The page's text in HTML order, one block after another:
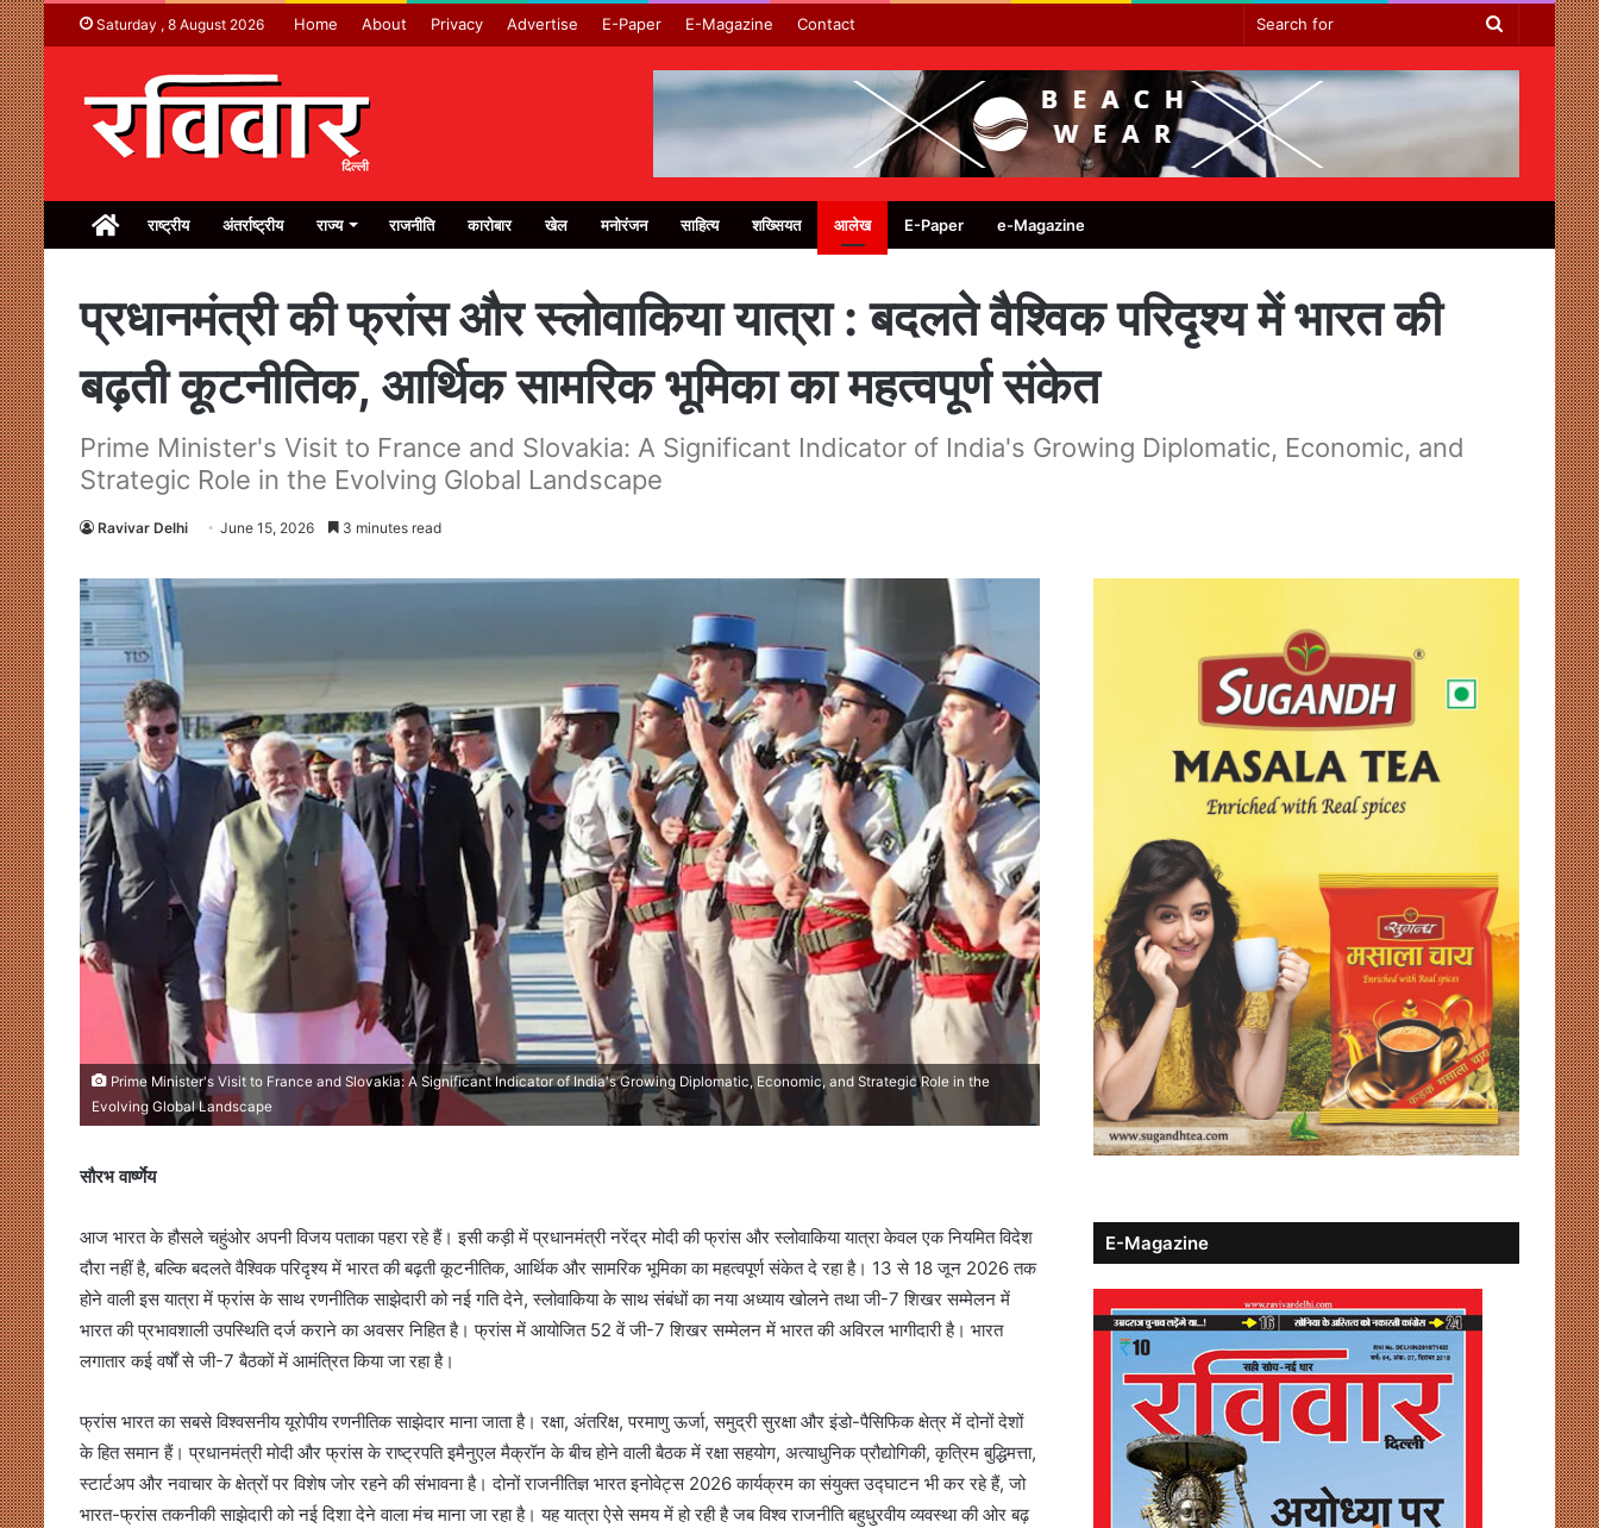
Saturday , 8 August 2026 Home About Privacy Advertise E-Paper E-Magazine Contact
Search
for
Homeराष्ट्रीय अंतर्राष्ट्रीय राज्य राजनीति कारोबार खेल मनोरंजन साहित्य शख्सियत आलेख E-Paper e-Magazine
प्रधानमंत्री की फ्रांस और स्लोवाकिया यात्रा : बदलते वैश्विक परिदृश्य में भारत की
बढ़ती कूटनीतिक, आर्थिक सामरिक भूमिका का महत्वपूर्ण संकेत
Prime Minister's Visit to France and Slovakia: A Significant Indicator of India's Growing Diplomatic, Economic, and
Strategic Role in the Evolving Global Landscape
Ravivar Delhi June 15, 2026 3 minutes read
Prime Minister's Visit to France and Slovakia: A Significant Indicator of India's Growing Diplomatic, Economic, and Strategic Role in the
Evolving Global Landscape
सौरभ वार्ष्णेय
आज भारत के हौसले चहुंओर अपनी विजय पताका पहरा रहे हैं। इसी कड़ी में प्रधानमंत्री नरेंद्र मोदी की फ्रांस और स्लोवाकिया यात्रा केवल एक नियमित विदेश
दौरा नहीं है, बल्कि बदलते वैश्विक परिदृश्य में भारत की बढ़ती कूटनीतिक, आर्थिक और सामरिक भूमिका का महत्वपूर्ण संकेत दे रहा है। 13 से 18 जून 2026 तक
होने वाली इस यात्रा में फ्रांस के साथ रणनीतिक साझेदारी को नई गति देने, स्लोवाकिया के साथ संबंधों का नया अध्याय खोलने तथा जी-7 शिखर सम्मेलन में
भारत की प्रभावशाली उपस्थिति दर्ज कराने का अवसर निहित है। फ्रांस में आयोजित 52 वें जी-7 शिखर सम्मेलन में भारत की अविरल भागीदारी है। भारत
लगातार कई वर्षों से जी-7 बैठकों में आमंत्रित किया जा रहा है।
फ्रांस भारत का सबसे विश्वसनीय यूरोपीय रणनीतिक साझेदार माना जाता है। रक्षा, अंतरिक्ष, परमाणु ऊर्जा, समुद्री सुरक्षा और इंडो-पैसिफिक क्षेत्र में दोनों देशों
के हित समान हैं। प्रधानमंत्री मोदी और फ्रांस के राष्ट्रपति इमैनुएल मैक्रॉन के बीच होने वाली बैठक में रक्षा सहयोग, अत्याधुनिक प्रौद्योगिकी, कृत्रिम बुद्धिमत्ता,
स्टार्टअप और नवाचार के क्षेत्रों पर विशेष जोर रहने की संभावना है। दोनों राजनीतिज्ञ भारत इनोवेट्स 2026 कार्यक्रम का संयुक्त उद्घाटन भी कर रहे हैं, जो
भारत-फ्रांस तकनीकी साझेदारी को नई दिशा देने वाला मंच माना जा रहा है। यह यात्रा ऐसे समय में हो रही है जब विश्व राजनीति बहुधु्रवीय व्यवस्था की ओर बढ़
E-Magazine